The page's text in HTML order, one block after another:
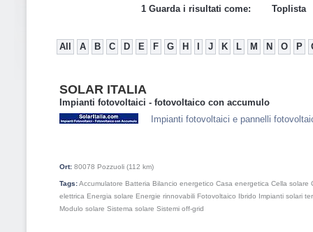
1 Guarda i risultati come: Toplista
All A B C D E F G H J K L M N O P
SOLAR ITALIA
Impianti fotovoltaici - fotovoltaico con accumulo
Impianti fotovoltaici e pannelli
Ort: 80078 Pozzuoli (112 km)
Tags:Accumulatore Batteria Bilancio energetico Casa energetica Cella solare
elettrica Energia solare Energie rinnovabili Fotovoltaico Ibrido Impianti solari
Modulo solare Sistema solare Sistemi off-grid